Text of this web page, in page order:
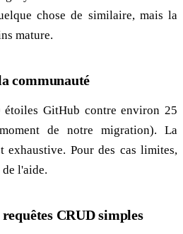
chose de similaire, mais la
mature.
communauté
GitHub contre environ 25
de notre migration). La
exhaustive. Pour des cas limites,
l'aide.
CRUD simples